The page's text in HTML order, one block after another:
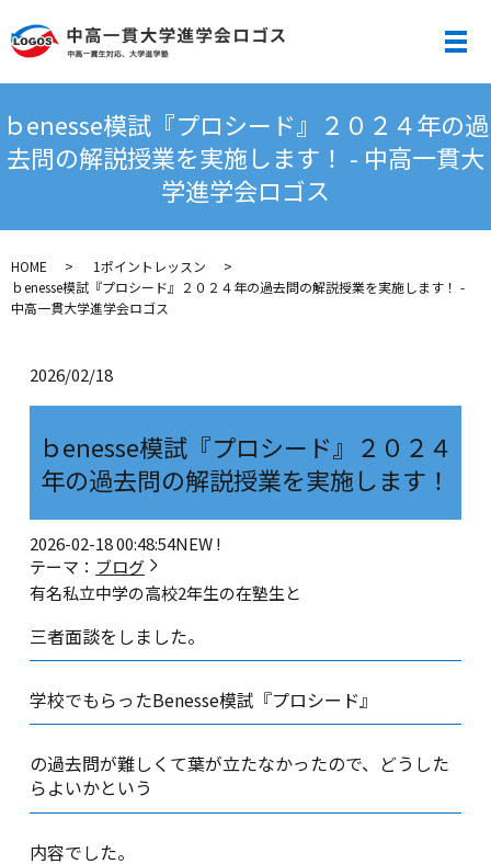
メ
ｂenesse模試『プロシード』２０２４年の過
去問の解説授業を実施します！ - 中高一貫大
学進学会ロゴス
HOME
1ポイントレッスン
ｂenesse模試『プロシード』２０２４年の過去問の解説授業を実施します！ -
中高一貫大学進学会ロゴス
2026/02/18
ｂenesse模試『プロシード』２０２４
年の過去問の解説授業を実施します！
2026-02-18 00:48:54NEW !
テーマ： ブログ
有名私立中学の高校2年生の在塾生と
三者面談をしました。
学校でもらったBenesse模試『プロシード』
の過去問が難しくて葉が立たなかったので、どうした
らよいかという
内容でした。